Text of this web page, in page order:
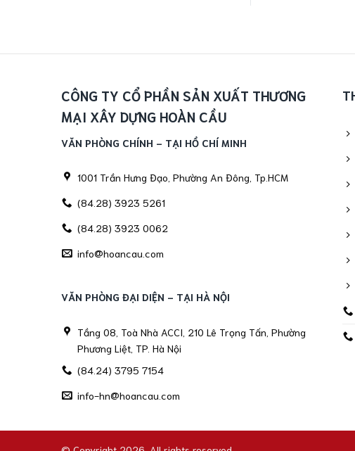
CÔNG TY CỔ PHẦN SẢN XUẤT THƯƠNG
MẠI XÂY DỰNG HOÀN CẦU
VĂN PHÒNG CHÍNH - TẠI HỒ CHÍ MINH
1001 Trần Hưng Đạo, Phường An Đông, Tp.HCM
(84.28) 3923 5261
(84.28) 3923 0062
info@hoancau.com
VĂN PHÒNG ĐẠI DIỆN - TẠI HÀ NỘI
Tầng 08, Toà Nhà ACCI, 210 Lê Trọng Tấn, Phường
Phương Liệt, TP. Hà Nội
(84.24) 3795 7154
info-hn@hoancau.com